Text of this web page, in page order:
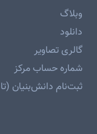
وبلاگ
دانلود
گالری تصاویر
شماره حساب مرکز
ثبت‌نام دانش‌بنیان (تا ۹۰% حمایت)